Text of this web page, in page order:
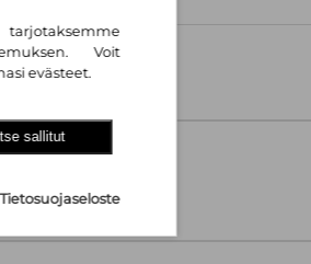
tarjotaksemme
Voit
evästeet.
sallitut
Tietosuojaseloste